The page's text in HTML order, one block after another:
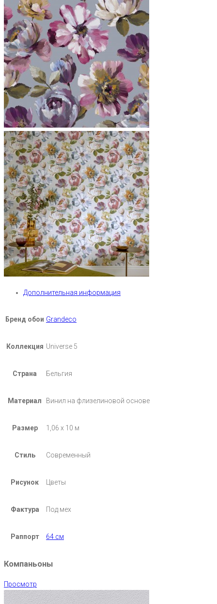
Дополнительная информация
Бренд обои Grandeco
Коллекция Universe 5
Страна Бельгия
Материал Винил на флизелиновой основе
Размер 1,06 х 10 м
Стиль Современный
Рисунок Цветы
Фактура Под мех
Раппорт 64 см
Компаньоны
Просмотр